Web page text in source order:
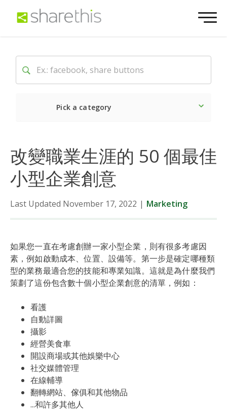
Pick a category
改變職業生涯的 50 個最佳
小型企業創意
Last Updated November 17, 2022 | Marketing
如果您一直在考慮創辦一家小型企業，則有很多考慮因
素，例如啟動成本、位置、設備等。第一步是確定哪種類
型的業務最適合您的技能和專業知識。這就是為什麼我們
策劃了這份包含數十個小型企業創意的清單，例如：
看護
自動詳圖
攝影
經營美食車
開設商場或其他娛樂中心
社交媒體管理
在線輔導
翻轉網站、傢俱和其他物品
...和許多其他人